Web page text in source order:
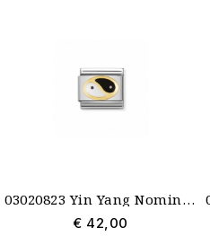
03020823 Yin Yang Nomination schakel emaille met goud
€ 42,00